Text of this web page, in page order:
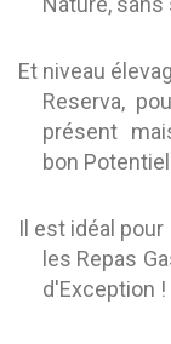
Et niveau
Reserva,
présent
bon
Il est idéal pour
les Repas
d'Exception !